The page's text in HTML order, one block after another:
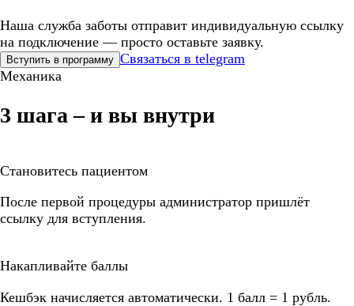
Наша служба заботы отправит индивидуальную ссылку
на подключение — просто оставьте заявку.
Вступить в программу Связаться в telegram
Механика
3 шага – и вы внутри
Становитесь пациентом
После первой процедуры администратор пришлёт
ссылку для вступления.
Накапливайте баллы
Кешбэк начисляется автоматически. 1 балл = 1 рубль.